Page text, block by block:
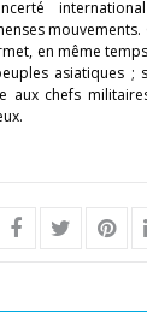
international
en même
asiatiques ;
aux chefs